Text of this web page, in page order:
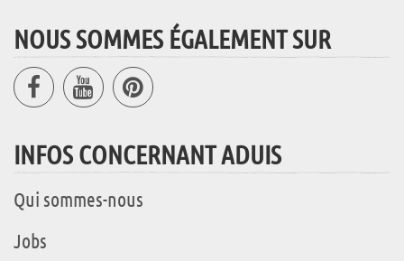
NOUS SOMMES ÉGALEMENT SUR
INFOS CONCERNANT ADUIS
Qui sommes-nous
Jobs